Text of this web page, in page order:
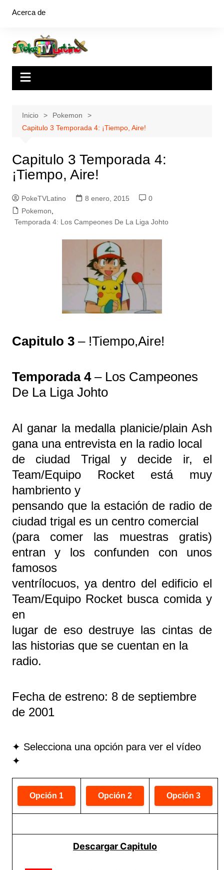
Acerca de
Inicio
Pokemon
Capitulo 3 Temporada 4: ¡Tiempo, Aire!
Capitulo 3 Temporada 4:
¡Tiempo, Aire!
PokeTVLatino 8 enero, 2015
0
Pokemon
Temporada 4: Los Campeones De La Liga Johto
Capitulo 3– !Tiempo,Aire!
Temporada 4– Los Campeones
De La Liga Johto
Al ganar la medalla planicie/plain Ash
gana una entrevista en la radio local
de ciudad Trigal y decide ir, el
Team/Equipo Rocket está muy
hambriento y
pensando que la estación de radio de
ciudad trigal es un centro comercial
(para comer las muestras gratis)
entran y los confunden con unos
famosos
ventrílocuos, ya dentro del edificio el
Team/Equipo Rocket busca comida y
en
lugar de eso destruye las cintas de
las historias que se cuentan en la
radio.
Fecha de estreno: 8 de septiembre
de 2001
✦ Selecciona una opción para ver el vídeo
✦
Descargar Capitulo